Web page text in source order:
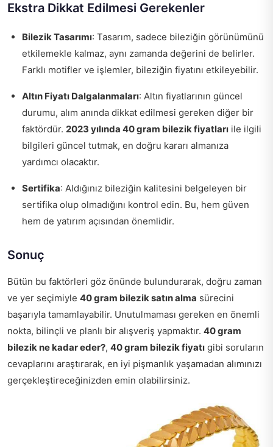
Ekstra Dikkat Edilmesi Gerekenler
Bilezik Tasarımı: Tasarım, sadece bileziğin görünümünü
etkilemekle kalmaz, aynı zamanda değerini de belirler.
Farklı motifler ve işlemler, bileziğin fiyatını etkileyebilir.
Altın Fiyatı Dalgalanmaları: Altın fiyatlarının güncel
durumu, alım anında dikkat edilmesi gereken diğer bir
faktördür. 2023 yılında 40 gram bilezik fiyatları ile ilgili
bilgileri güncel tutmak, en doğru kararı almanıza
yardımcı olacaktır.
Sertifika: Aldığınız bileziğin kalitesini belgeleyen bir
sertifika olup olmadığını kontrol edin. Bu, hem güven
hem de yatırım açısından önemlidir.
Sonuç
Bütün bu faktörleri göz önünde bulundurarak, doğru zaman
ve yer seçimiyle 40 gram bilezik satın alma sürecini
başarıyla tamamlayabilir. Unutulmaması gereken en önemli
nokta, bilinçli ve planlı bir alışveriş yapmaktır. 40 gram
bilezik ne kadar eder?, 40 gram bilezik fiyatı gibi soruların
cevaplarını araştırarak, en iyi pişmanlık yaşamadan alımınızı
gerçekleştireceğinizden emin olabilirsiniz.